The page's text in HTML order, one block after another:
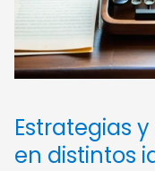
Estrategias
en distintos